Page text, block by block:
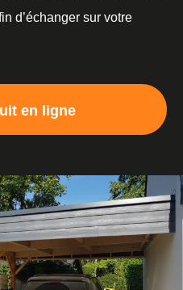
d’échanger sur votre
en ligne